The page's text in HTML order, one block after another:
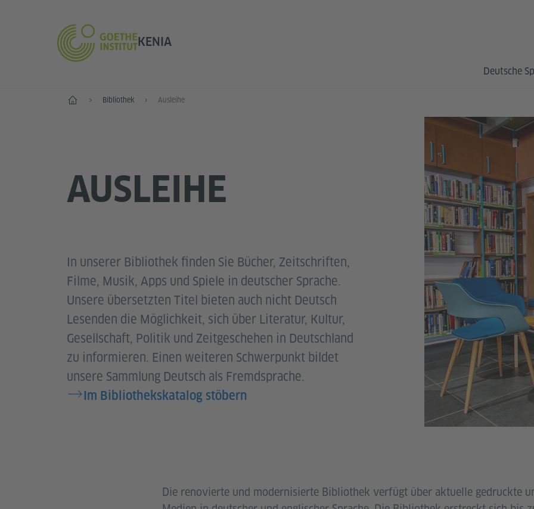
KENIA
Deutsche
Start Bibliothek Ausleihe
AUSLEIHE
In unserer Bibliothek finden Sie Bücher, Zeitschriften,
Filme, Musik, Apps und Spiele in deutscher Sprache.
Unsere übersetzten Titel bieten auch nicht Deutsch
Lesenden die Möglichkeit, sich über Literatur, Kultur,
Gesellschaft, Politik und Zeitgeschehen in Deutschland
zu informieren. Einen weiteren Schwerpunkt bildet
unsere Sammlung Deutsch als Fremdsprache.
Im Bibliothekskatalog stöbern
Die renovierte und modernisierte Bibliothek verfügt über aktuelle gedruckte